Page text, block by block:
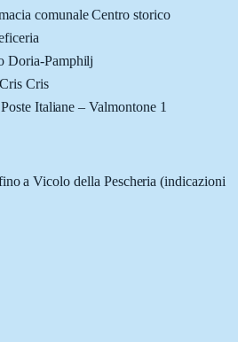
comunale Centro storico
Doria-Pamphilj
Cris Cris
Poste Italiane – Valmontone 1
aVicolo della Pescheria (indicazioni